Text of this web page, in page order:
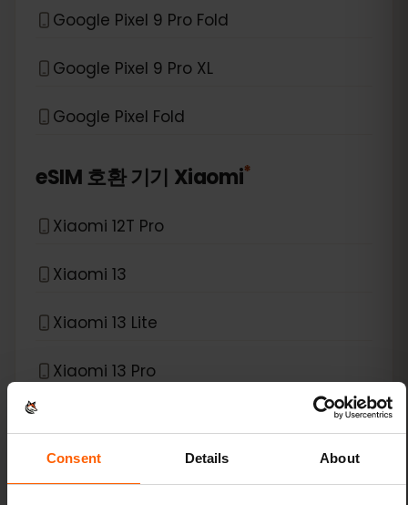
Consent Details About
Google Pixel 9 Pro Fold
Google Pixel 9 Pro XL
Google Pixel Fold
eSIM 호환 기기 Xiaomi*
Xiaomi 12T Pro
Xiaomi 13
Xiaomi 13 Lite
Xiaomi 13 Pro
Xiaomi 14